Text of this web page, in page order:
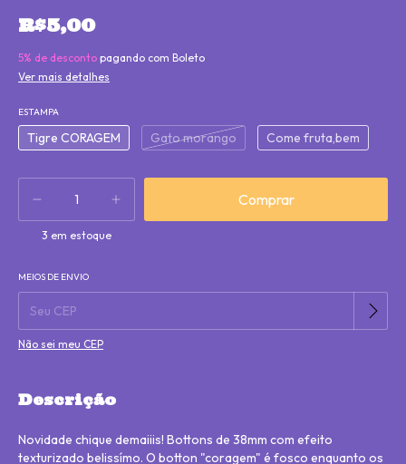
R$5,00
5% de desconto pagando com Boleto
Ver mais detalhes
ESTAMPA
Tigre CORAGEM Gato morango Come fruta,bem
3 em estoque
Entregas para o CEP:
MEIOS DE ENVIO
Não sei meu CEP
Descrição
Novidade chique demaiiis! Bottons de 38mm com efeito
texturizado belissímo. O botton "coragem" é fosco enquanto os